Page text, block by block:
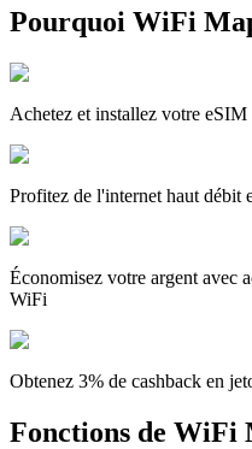
Pourquoi WiFi
Achetez et installez votre eSIM
Profitez de l'internet haut débit
Économisez votre argent avec
WiFi
Obtenez 3% de cashback en
Fonctions de WiFi